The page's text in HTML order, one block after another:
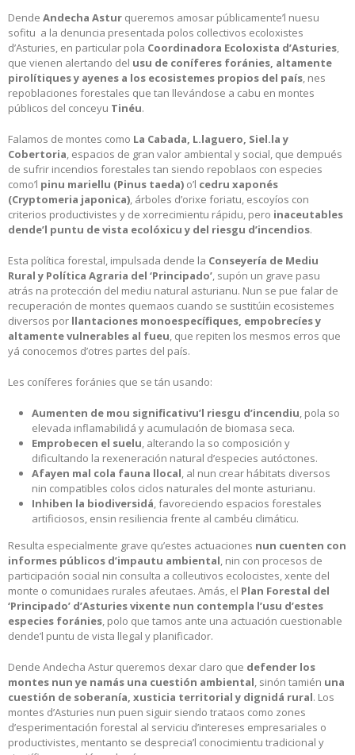
Dende Andecha Astur queremos amosar públicamente’l nuesu
sofitu a la denuncia presentada polos collectivos ecoloxistes
d’Asturies, en particular pola Coordinadora Ecoloxista d’Asturies,
que vienen alertando del usu de coníferes foránies, altamente
pirolítiques y ayenes a los ecosistemes propios del país, nes
repoblaciones forestales que tan llevándose a cabu en montes
públicos del conceyu Tinéu.
Falamos de montes como La Cabada, L.laguero, Siel.la y
Cobertoria, espacios de gran valor ambiental y social, que dempués
de sufrir incendios forestales tan siendo repoblaos con especies
como’l pinu mariellu (Pinus taeda) o’l cedru xaponés
(Cryptomeria japonica), árboles d’orixe foriatu, escoyíos con
criterios productivistes y de xorrecimientu rápidu, pero inaceutables
dende’l puntu de vista ecolóxicu y del riesgu d’incendios.
Esta política forestal, impulsada dende la Conseyería de Mediu
Rural y Política Agraria del ‘Principado’, supón un grave pasu
atrás na protección del mediu natural asturianu. Nun se pue falar de
recuperación de montes quemaos cuando se sustitúin ecosistemes
diversos por llantaciones monoespecífiques, empobrecíes y
altamente vulnerables al fueu, que repiten los mesmos erros que
yá conocemos d’otres partes del país.
Les coníferes foránies que se tán usando:
Aumenten de mou significativu’l riesgu d’incendiu, pola so
elevada inflamabilidá y acumulación de biomasa seca.
Emprobecen el suelu, alterando la so composición y
dificultando la rexeneración natural d’especies autóctones.
Afayen mal cola fauna llocal, al nun crear hábitats diversos
nin compatibles colos ciclos naturales del monte asturianu.
Inhiben la biodiversidá, favoreciendo espacios forestales
artificiosos, ensin resiliencia frente al cambéu climáticu.
Resulta especialmente grave qu’estes actuaciones nun cuenten con
informes públicos d’impautu ambiental, nin con procesos de
participación social nin consulta a colleutivos ecolocistes, xente del
monte o comunidaes rurales afeutaes. Amás, el Plan Forestal del
‘Principado’ d’Asturies vixente nun contempla l’usu d’estes
especies foránies, polo que tamos ante una actuación cuestionable
dende’l puntu de vista llegal y planificador.
Dende Andecha Astur queremos dexar claro que defender los
montes nun ye namás una cuestión ambiental, sinón tamién una
cuestión de soberanía, xusticia territorial y dignidá rural. Los
montes d’Asturies nun puen siguir siendo trataos como zones
d’esperimentación forestal al serviciu d’intereses empresariales o
productivistes, mentanto se desprecia’l conocimientu tradicional y